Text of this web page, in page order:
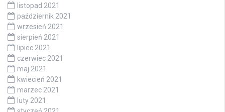
listopad 2021
październik 2021
wrzesień 2021
sierpień 2021
lipiec 2021
czerwiec 2021
maj 2021
kwiecień 2021
marzec 2021
luty 2021